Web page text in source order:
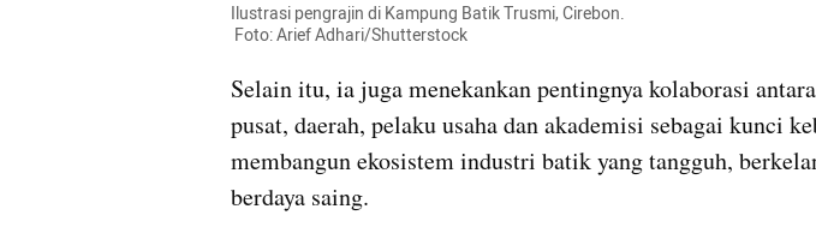
Ilustrasi pengrajin di Kampung Batik Trusmi, Cirebon.
Foto: Arief Adhari/Shutterstock
Selain itu, ia juga menekankan pentingnya kolaborasi
pusat, daerah, pelaku usaha dan akademisi sebagai kunci
membangun ekosistem industri batik yang tangguh,
berdaya saing.